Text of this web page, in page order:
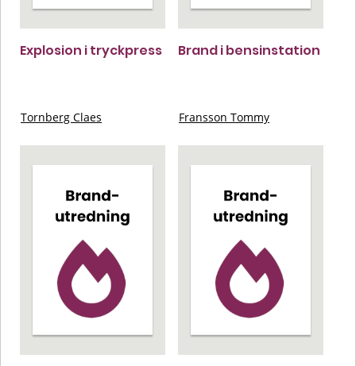
Explosion i tryckpress
Tornberg Claes
Brand i bensinstation
Fransson Tommy